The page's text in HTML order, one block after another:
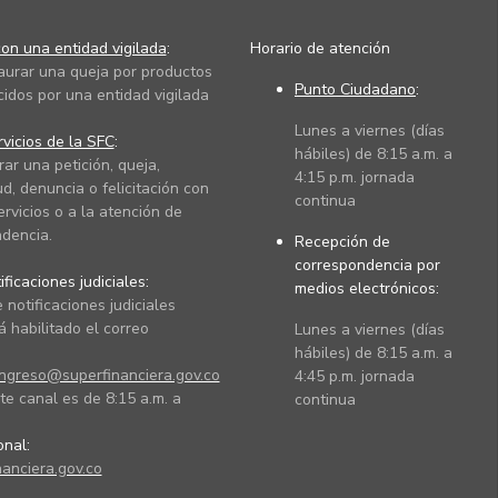
una entidad vigilada:
una queja por productos
por una entidad vigilada
de la SFC:
una petición, queja,
denuncia o felicitación con
o a la atención de
judiciales:
notificaciones judiciales
habilitado el correo
canal es de 8:15 a.m. a
Horario de atención
Punto Ciudadano:
Lunes a viernes (días
hábiles) de 8:15 a.m. a
4:15 p.m. jornada
continua
Recepción de
correspondencia por
medios electrónicos:
Lunes a viernes (días
hábiles) de 8:15 a.m. a
4:45 p.m. jornada
continua